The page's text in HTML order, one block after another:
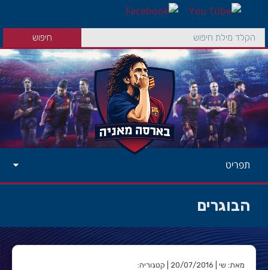
תפריט
הבוגרים
מאת: שי | 20/07/2016 | קטגוריה: